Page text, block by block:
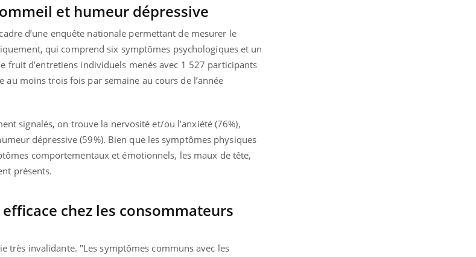
et humeur dépressive
d’une enquête nationale permettant de mesurer le
qui comprend six symptômes psychologiques et un
fruit d’entretiens individuels menés avec 1 527 participants
moins trois fois par semaine au cours de l’année
signalés, on trouve la nervosité et/ou l’anxiété (76%),
dépressive (59%). Bien que les symptômes physiques
comportementaux et émotionnels, les maux de tête,
présents.
chez les consommateurs
très invalidante. "Les symptômes communs avec les